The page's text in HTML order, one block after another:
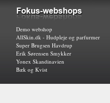
Demo webshop
AllSkin.dk - Hudpleje og parfurmer
Super Brugsen Havdrup
Erik Sørensen Smykker
Yonex Skandinavien
Bæk og Kvist